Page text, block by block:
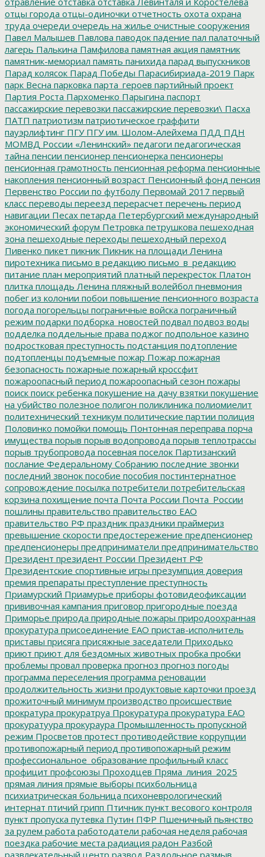
отцы города отцы-одиночки отчетность охота охрана
труда очереди очередь на жилье очистные сооружения
Павел Малышев Павлова паводок падение пал палаточный
лагерь Палькина Памфилова памятная акция памятник
памятник-мемориал память панихида парад выпускников
Парад колясок Парад Победы Парасибириада-2019 Парк
парк Весна парковка парта_героев партийный проект
Партия Роста Пархоменко Парыгина паспорт
пассажирские перевозки пассажирские перевозки\ Пасха
ПАТП патриотизм патриотическое граффити
пауэрлифтинг ПГУПГУ им. Шолом-Алейхема ПДД ПДН
МОМВД России «Ленинский» педагоги педагогическая
тайна пенсии пенсионер пенсионерка пенсионеры
пенсионная грамотность пенсионная реформа пенсионные
накопления пенсионный возраст Пенсионный фонд пенсия
Первенство России по футболу Первомай 2017 первый
класс переводы переезд перерасчет перечень период
навигации Песах петарда Петербургский международный
экономический форум Петровка петрушкова пешеходная
зона пешеходные переходы пешеходный переход
Пивенко пикет пикник Пикник на площади Ленина
пиротехника письмо в редакцию письмо_в_редакцию
питание план мероприятий платный перекресток Платон
плитка площадь Ленина пляжный волейбол пневмония
побег из колонии побои повышение пенсионного возраста
погода погорельцы пограничные войска пограничный
режим подарки подборка_новостей подвал подвоз воды
подделка поддельные права поджог подпольное казино
подростковая преступность подстанция подтопление
подтопленцы подъемные пожар Пожар пожарная
безопасность пожарные пожарный кроссфит
пожароопасный период пожароопасный сезон пожары
поиск поиск ребенка покушение на дачу взятки покушение
на убийство полезное полигон поликлиника полиомиелит
политехнический техникум политические партии полиция
Половинко помойки помощь Понтонная переправа порча
имущества порыв порыв водопровода порыв теплотрассы
порыв трубопровода посевная поселок Партизанский
послание Федеральному Собранию последние звонки
последний звонок пособие пособия постинтернатное
сопровождение посылка потребители потребительская
корзина похищение почта Почта России Почта_России
пошлины правительство правительство ЕАО
правительство РФ праздник праздники праймериз
превышение скорости предостережение предпенсионер
предпенсионеры предприниматели предпринимательство
Президент президент России Президент РФ
Президентские спортивные игры презумпция доверия
премия препараты преступление преступность
Приамурский Приамурье приборы фотовидеофиксации
прививочная кампания приговор пригородные поезда
Приморье природа природные пожары природоохранная
прокуратура присоединение ЕАО пристав-исполнитель
приставы присяга присяжные заседатели Приходько
приют приют для бездомных животных пробка пробки
проблемы провал проверка прогноз прогноз погоды
программа переселения программа реновации
продолжительность жизни продуктовые карточки проезд
прожиточный минимум производство происшествие
прократура прокуратруа Прокуратура прокуратура ЕАО
прокуратуура прокураура Промышленность пропускной
режим Просветов протест противодействие коррупции
противопожарный период противопожарный режим
профессиональное_образование профильный класс
профицит профсоюзы Проходцев Пряма_линия_2025
прямая линия прямые выборы психбольница
психиатрическая больница психоневрологический
интернат птичий грипп Птичник пункт весового контроля
пункт пропуска путевка Путин ПФР Пшеничный пьянство
за рулем работа работодатели рабочая неделя рабочая
поездка рабочие места радиация радон Разбой
развлекательный центр развод Раздольное размыв